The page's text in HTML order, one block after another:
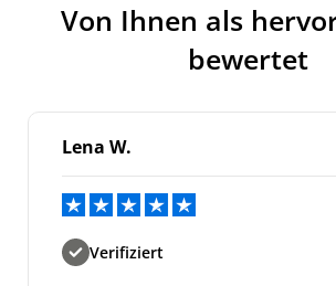
Von Ihnen als
bewertet
Lena W.
Verifiziert